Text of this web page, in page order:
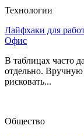
Технологии
Лайфхаки для
Офис
В таблицах часто
отдельно. Вручную
рисковать...
Общество